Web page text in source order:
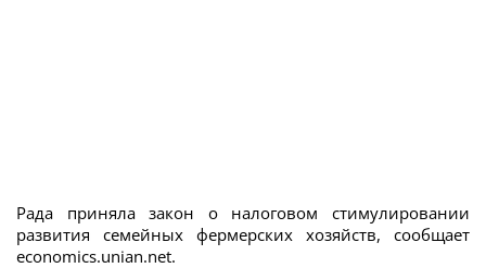
Рада приняла закон о налоговом стимулировании
развития семейных фермерских хозяйств, сообщает
economics.unian.net.